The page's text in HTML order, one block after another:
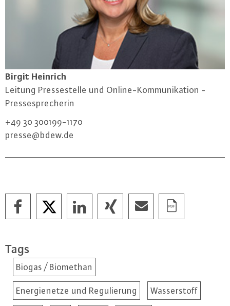
Birgit Heinrich
Leitung Pres­se­stel­le und On­line-Kom­mu­ni­ka­ti­on -
Pres­se­spre­che­rin
+49 30 300199-1170
presse@​bdew.​de
Tags
Biogas / Biomethan
Energienetze und Regulierung Wasserstoff